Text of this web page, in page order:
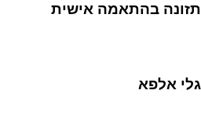
תזונה בהתאמה אישית
גלי אלפא